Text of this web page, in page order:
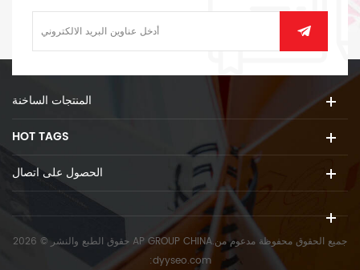
المنتجات الساخنة
HOT TAGS
الحصول على اتصال
حقوق الطبع والنشر © 2026 AP GROUP CHINA.جميع الحقوق محفوظة مدعوم من
:dyyseo.com